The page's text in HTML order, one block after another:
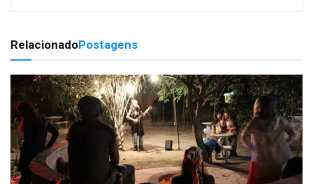
RelacionadoPostagens